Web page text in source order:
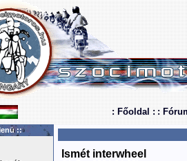
: Főoldal : :
::
Ismét interwheel